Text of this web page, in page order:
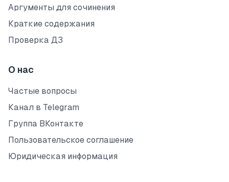
Аргументы для сочинения
Краткие содержания
Проверка ДЗ
О нас
Частые вопросы
Канал в Telegram
Группа ВКонтакте
Пользовательское соглашение
Юридическая информация